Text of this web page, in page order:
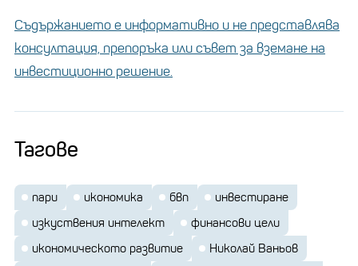
Съдържанието е информативно и не представлява
консултация, препоръка или съвет за вземане на
инвестиционно решение.
Тагове
пари икономика бвп
инвестиране
изкуствения интелект
финансови цели
икономическото развитие
Николай Ваньов